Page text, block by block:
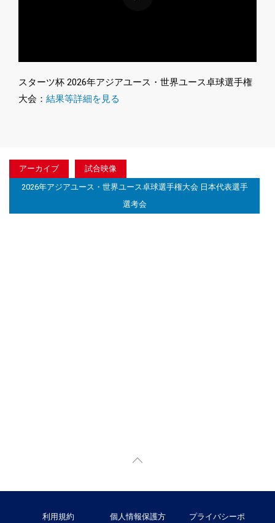
スターツ杯 2026年アジアユース・世界ユース卓球選手権
大会： 結果等詳細を見る
アーカイブ
試合映像
2026年アジアユース・世界ユース卓球選手権大会 日本代表選手
選考会
利用規約 個人情報保護方 プライバシーポ